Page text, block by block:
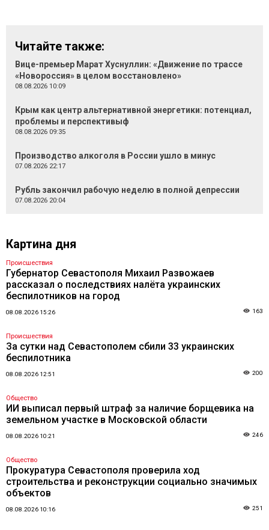
Читайте также:
Вице-премьер Марат Хуснуллин: «Движение по трассе
«Новороссия» в целом восстановлено»
08.08.2026 10:09
Крым как центр альтернативной энергетики: потенциал,
проблемы и перспективыф
08.08.2026 09:35
Производство алкоголя в России ушло в минус
07.08.2026 22:17
Рубль закончил рабочую неделю в полной депрессии
07.08.2026 20:04
Картина дня
Происшествия
Губернатор Севастополя Михаил Развожаев
рассказал о последствиях налёта украинских
беспилотников на город
08.08.2026 15:26 163
Происшествия
За сутки над Севастополем сбили 33 украинских
беспилотника
08.08.2026 12:51 200
Общество
ИИ выписал первый штраф за наличие борщевика на
земельном участке в Московской области
08.08.2026 10:21 246
Общество
Прокуратура Севастополя проверила ход
строительства и реконструкции социально значимых
объектов
08.08.2026 10:16 251